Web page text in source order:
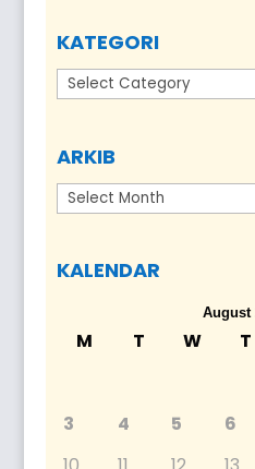
KATEGORI
Kategori
ARKIB
Arkib
KALENDAR
August
M T W T
3
4 5 6